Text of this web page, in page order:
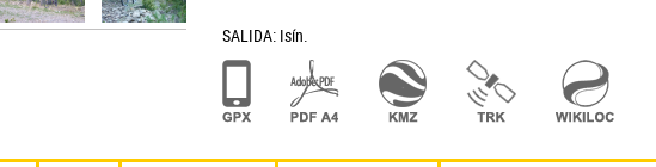
SALIDA: Isín.